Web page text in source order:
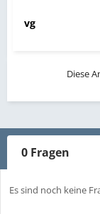
vg
Diese
0 Fragen
Es sind noch keine